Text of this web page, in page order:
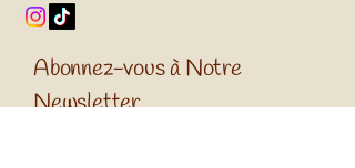
Abonnez-vous à Notre
Newsletter